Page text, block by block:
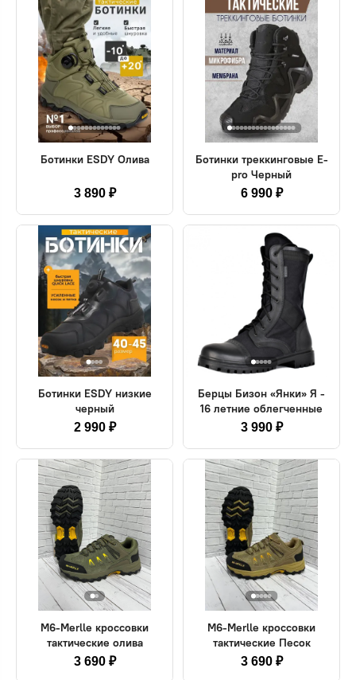
Ботинки ESDY Олива
3 890 ₽
Ботинки треккинговые E-
pro Черный
6 990 ₽
Ботинки ESDY низкие
черный
2 990 ₽
Берцы Бизон «Янки» Я -
16 летние облегченные
3 990 ₽
M6-Merlle кроссовки
тактические олива
3 690 ₽
M6-Merlle кроссовки
тактические Песок
3 690 ₽